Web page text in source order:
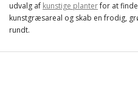
udvalg af kunstige planterfor at
kunstgræsareal og skab en frodig,
rundt.